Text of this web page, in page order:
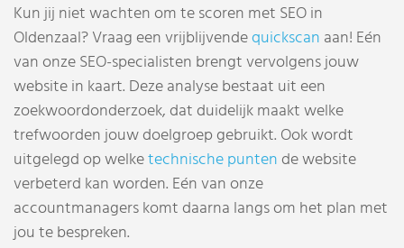
Kun jij niet wachten om te scoren met SEO in
Oldenzaal? Vraag een vrijblijvendequickscan aan! Eén
van onze SEO-specialisten brengt vervolgens jouw
website in kaart. Deze analyse bestaat uit een
zoekwoordonderzoek, dat duidelijk maakt welke
trefwoorden jouw doelgroep gebruikt. Ook wordt
uitgelegd op welketechnische puntende website
verbeterd kan worden. Eén van onze
accountmanagers komt daarna langs om het plan met
jou te bespreken.